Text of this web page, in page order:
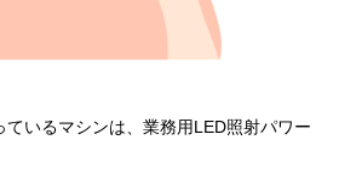
ているマシンは、業務用LED照射パワー